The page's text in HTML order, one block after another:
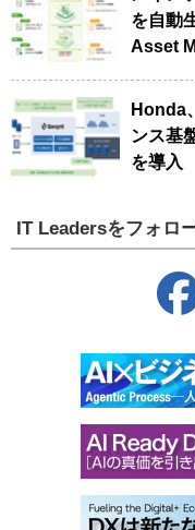
を自動
Asset
Honda
ンス基
を導入
IT Leadersをフォロ